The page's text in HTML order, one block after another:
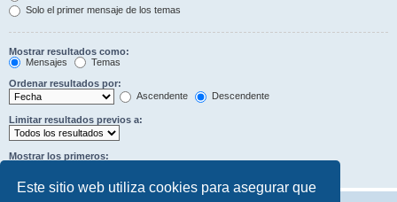
Este sitio web utiliza cookies para asegurar que
Solo el primer mensaje de los temas
Mostrar resultados como:
Mensajes
Temas
Ordenar resultados por:
Ascendente
Descendente
Limitar resultados previos a:
Mostrar los primeros: